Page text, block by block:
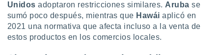
Unidos adoptaron restricciones similares. Arubase
sumó poco después, mientras que Hawái aplicó en
2021 una normativa que afecta incluso a la venta de
estos productos en los comercios locales.